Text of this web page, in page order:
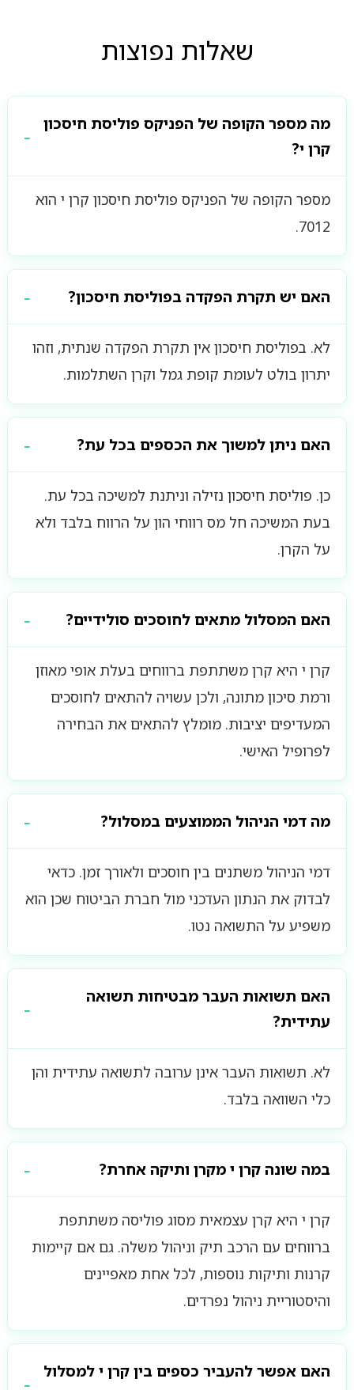
שאלות נפוצות
מה מספר הקופה של הפניקס פוליסת חיסכון
קרן י?
מספר הקופה של הפניקס פוליסת חיסכון קרן י הוא
7012.
האם יש תקרת הפקדה בפוליסת חיסכון?
לא. בפוליסת חיסכון אין תקרת הפקדה שנתית, וזהו
יתרון בולט לעומת קופת גמל וקרן השתלמות.
האם ניתן למשוך את הכספים בכל עת?
כן. פוליסת חיסכון נזילה וניתנת למשיכה בכל עת.
בעת המשיכה חל מס רווחי הון על הרווח בלבד ולא
על הקרן.
האם המסלול מתאים לחוסכים סולידיים?
קרן י היא קרן משתתפת ברווחים בעלת אופי מאוזן
ורמת סיכון מתונה, ולכן עשויה להתאים לחוסכים
המעדיפים יציבות. מומלץ להתאים את הבחירה
לפרופיל האישי.
מה דמי הניהול הממוצעים במסלול?
דמי הניהול משתנים בין חוסכים ולאורך זמן. כדאי
לבדוק את הנתון העדכני מול חברת הביטוח שכן הוא
משפיע על התשואה נטו.
האם תשואות העבר מבטיחות תשואה
עתידית?
לא. תשואות העבר אינן ערובה לתשואה עתידית והן
כלי השוואה בלבד.
במה שונה קרן י מקרן ותיקה אחרת?
קרן י היא קרן עצמאית מסוג פוליסה משתתפת
ברווחים עם הרכב תיק וניהול משלה. גם אם קיימות
קרנות ותיקות נוספות, לכל אחת מאפיינים
והיסטוריית ניהול נפרדים.
האם אפשר להעביר כספים בין קרן י למסלול